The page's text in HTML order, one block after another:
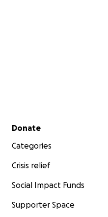
Secondary menu
Donate
Categories
Crisis relief
Social Impact Funds
Supporter Space